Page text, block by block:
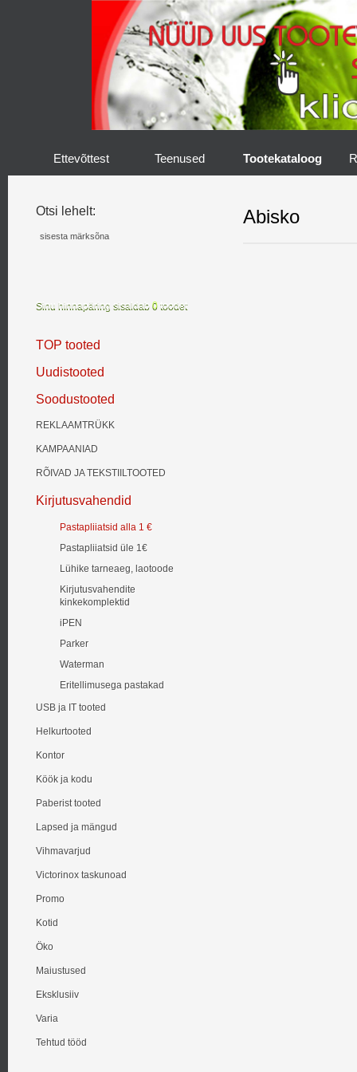
Ettevõttest Teenused Tootekataloog
Otsi lehelt:
Sinu hinnapäring sisaldab 0 toodet
TOP tooted
Uudistooted
Soodustooted
REKLAAMTRÜKK
KAMPAANIAD
RÕIVAD JA TEKSTIILTOOTED
Kirjutusvahendid
Pastapliiatsid alla 1 €
Pastapliiatsid üle 1€
Lühike tarneaeg, laotoode
Kirjutusvahendite
kinkekomplektid
iPEN
Parker
Waterman
Eritellimusega pastakad
USB ja IT tooted
Helkurtooted
Kontor
Köök ja kodu
Paberist tooted
Lapsed ja mängud
Vihmavarjud
Victorinox taskunoad
Promo
Kotid
Öko
Maiustused
Eksklusiiv
Varia
Tehtud tööd
Abisko